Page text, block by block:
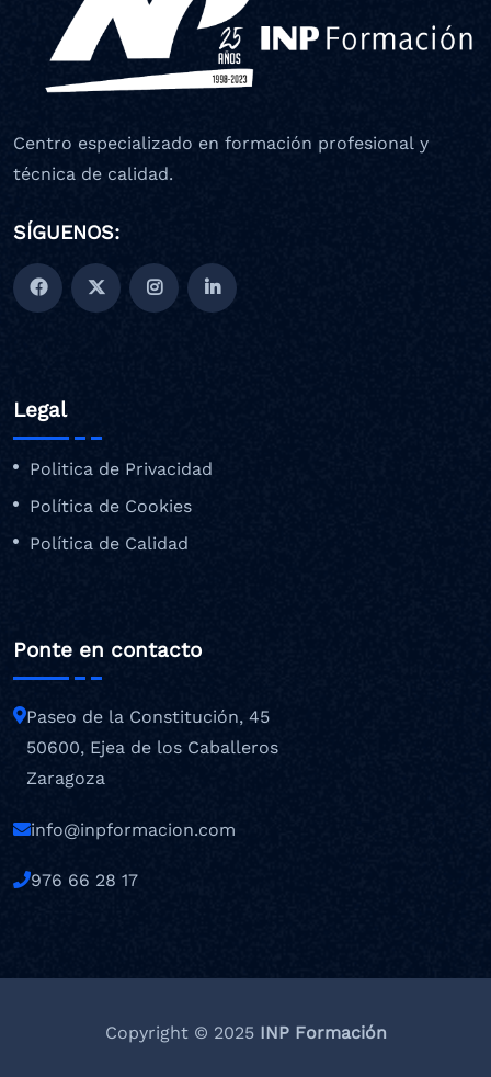
Centro especializado en formación profesional y
técnica de calidad.
SÍGUENOS:
Legal
Politica de Privacidad
Política de Cookies
Política de Calidad
Ponte en contacto
Paseo de la Constitución, 45
50600, Ejea de los Caballeros
Zaragoza
info@inpformacion.com
976 66 28 17
Copyright © 2025INP Formación